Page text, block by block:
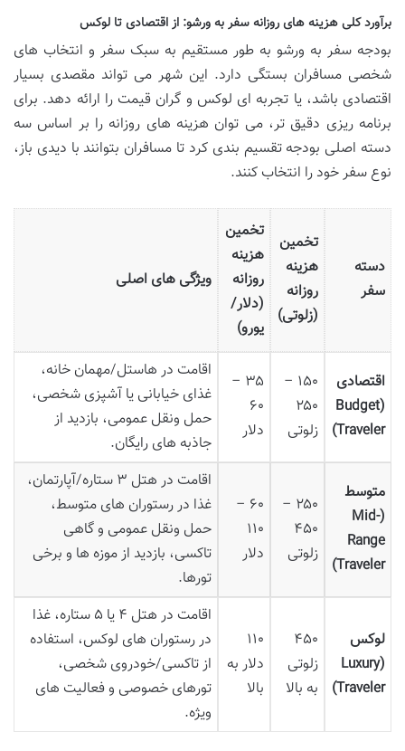
برآورد کلی هزینه های روزانه سفر به ورشو: از اقتصادی تا لوکس
بودجه سفر به ورشو به طور مستقیم به سبک سفر و انتخاب های
شخصی مسافران بستگی دارد. این شهر می تواند مقصدی بسیار
اقتصادی باشد، یا تجربه ای لوکس و گران قیمت را ارائه دهد. برای
برنامه ریزی دقیق تر، می توان هزینه های روزانه را بر اساس سه
دسته اصلی بودجه تقسیم بندی کرد تا مسافران بتوانند با دیدی باز،
نوع سفر خود را انتخاب کنند.
دسته
سفر
تخمین
هزینه
روزانه
(زلوتی)
تخمین
هزینه
روزانه
(دلار/
یورو)
ویژگی های اصلی
اقتصادی
(Budget
Traveler)
۱۵۰ –
۲۵۰
زلوتی
۳۵ –
۶۰
دلار
اقامت در هاستل/مهمان خانه،
غذای خیابانی یا آشپزی شخصی،
حمل ونقل عمومی، بازدید از
جاذبه های رایگان.
متوسط
(Mid-
Range
Traveler)
۲۵۰ –
۴۵۰
زلوتی
۶۰ –
۱۱۰
دلار
اقامت در هتل ۳ ستاره/آپارتمان،
غذا در رستوران های متوسط،
حمل ونقل عمومی و گاهی
تاکسی، بازدید از موزه ها و برخی
تورها.
لوکس
(Luxury
Traveler)
۴۵۰
زلوتی
به بالا
۱۱۰
دلار به
بالا
اقامت در هتل ۴ یا ۵ ستاره، غذا
در رستوران های لوکس، استفاده
از تاکسی/خودروی شخصی،
تورهای خصوصی و فعالیت های
ویژه.